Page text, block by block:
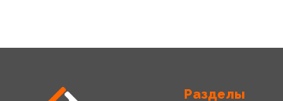
Разделы